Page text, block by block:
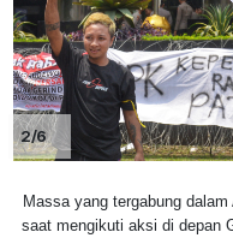
2/6
Massa yang tergabung
saat mengikuti aksi di depan